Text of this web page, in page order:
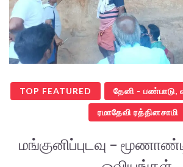
TOP FEATURED தேனி - பண்பாடு,
ரமாதேவி ரத்தினசாமி
மங்குனிப்புடவு –